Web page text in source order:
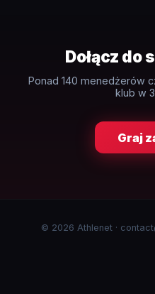
Dołącz do
Ponad 140 menedżerów
klub w
Graj
© 2026 Athlenet ·